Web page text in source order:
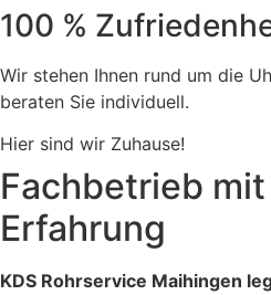
100 %
Wir stehen Ihnen rund um die
beraten Sie individuell.
Hier sind wir Zuhause!
Fachbetrieb
Erfahrung
KDS Rohrservice Maihingen